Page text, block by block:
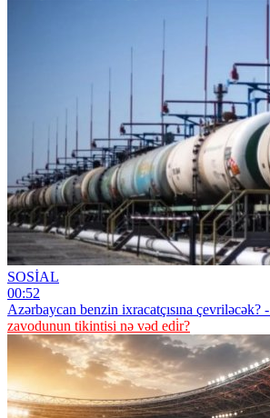
SOSİAL
00:52
Azərbaycan benzin ixracatçısına çevriləcək? -
zavodunun tikintisi nə vəd edi̇r?